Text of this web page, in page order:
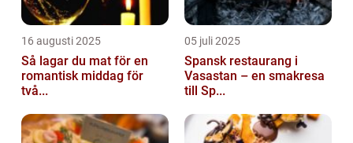
16 augusti 2025
Så lagar du mat för en
romantisk middag för
två...
05 juli 2025
Spansk restaurang i
Vasastan – en smakresa
till Sp...